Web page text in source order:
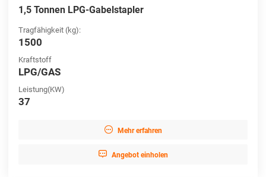
1,5 Tonnen LPG-Gabelstapler
Tragfähigkeit (kg):
1500
Kraftstoff
LPG/GAS
Leistung(KW)
37
 Mehr erfahren
 Angebot einholen